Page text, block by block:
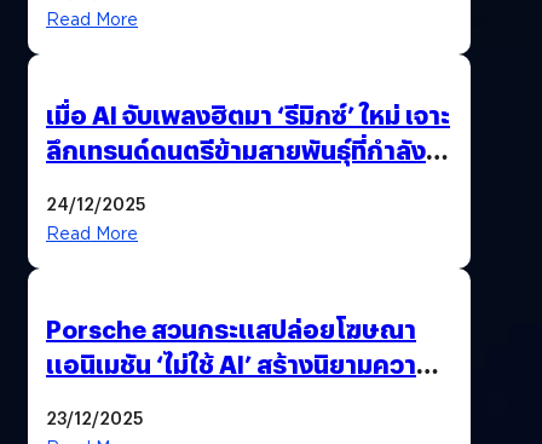
Read More
เมื่อ AI จับเพลงฮิตมา ‘รีมิกซ์’ ใหม่ เจาะ
ลึกเทรนด์ดนตรีข้ามสายพันธุ์ที่กำลัง
24/12/2025
Read More
Porsche สวนกระแสปล่อยโฆษณา
แอนิเมชัน ‘ไม่ใช้ AI’ สร้างนิยามความ
23/12/2025